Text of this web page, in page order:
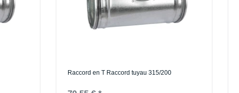
Raccord en T Raccord tuyau 315/200